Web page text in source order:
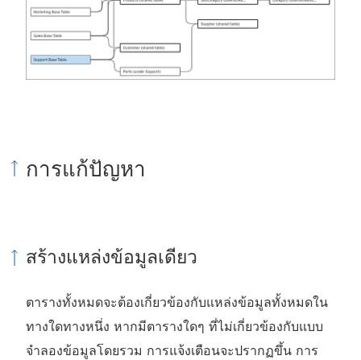
การแก้ปัญหา
สร้างแหล่งข้อมูลเดียว
ตารางทั้งหมดจะต้องเกี่ยวข้องกับแหล่งข้อมูลทั้งหมดใน
ทางใดทางหนึ่ง หากมีตารางใดๆ ที่ไม่เกี่ยวข้องกับแบบ
จำลองข้อมูลโดยรวม การแจ้งเตือนจะปรากฏขึ้น การ